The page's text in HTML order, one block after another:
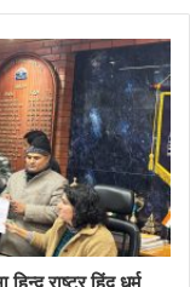
राष्ट्र हिंदू धर्म